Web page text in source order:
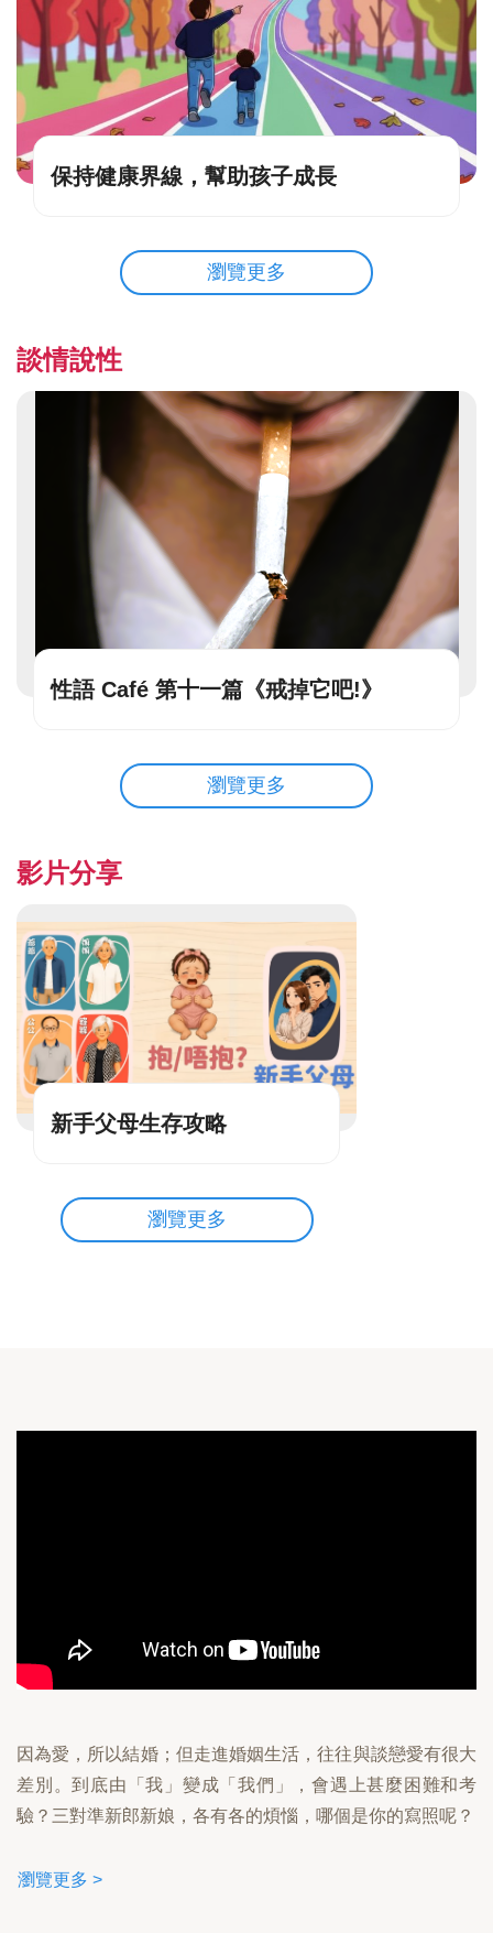
保持健康界線，幫助孩子成長
瀏覽更多
談情說性
性語 Café 第十一篇《戒掉它吧!》
瀏覽更多
影片分享
新手父母生存攻略
瀏覽更多
因為愛，所以結婚；但走進婚姻生活，往往與談戀愛有很大
差別。到底由「我」變成「我們」，會遇上甚麼困難和考
驗？三對準新郎新娘，各有各的煩惱，哪個是你的寫照呢？
瀏覽更多 >